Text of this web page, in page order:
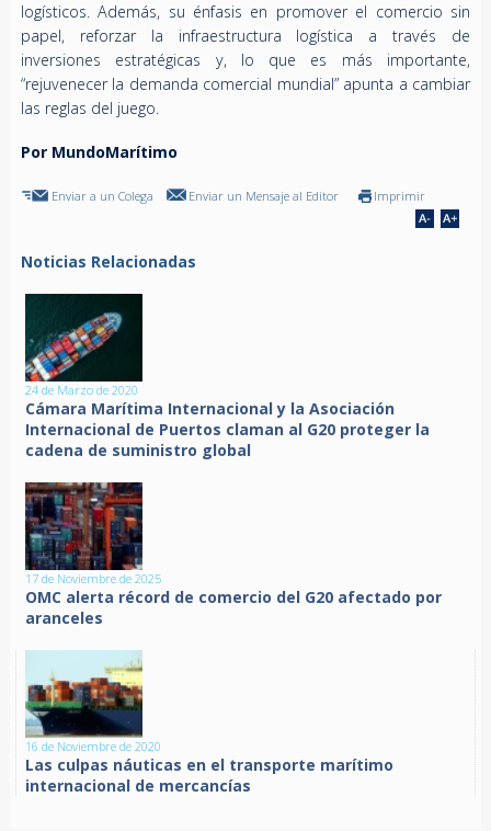
logísticos. Además, su énfasis en promover el comercio sin
papel, reforzar la infraestructura logística a través de
inversiones estratégicas y, lo que es más importante,
“rejuvenecer la demanda comercial mundial” apunta a cambiar
las reglas del juego.
Por MundoMarítimo
Enviar a un Colega Enviar un Mensaje al Editor Imprimir
Noticias Relacionadas
24 de Marzo de 2020
Cámara Marítima Internacional y la Asociación
Internacional de Puertos claman al G20 proteger la
cadena de suministro global
17 de Noviembre de 2025
OMC alerta récord de comercio del G20 afectado por
aranceles
16 de Noviembre de 2020
Las culpas náuticas en el transporte marítimo
internacional de mercancías